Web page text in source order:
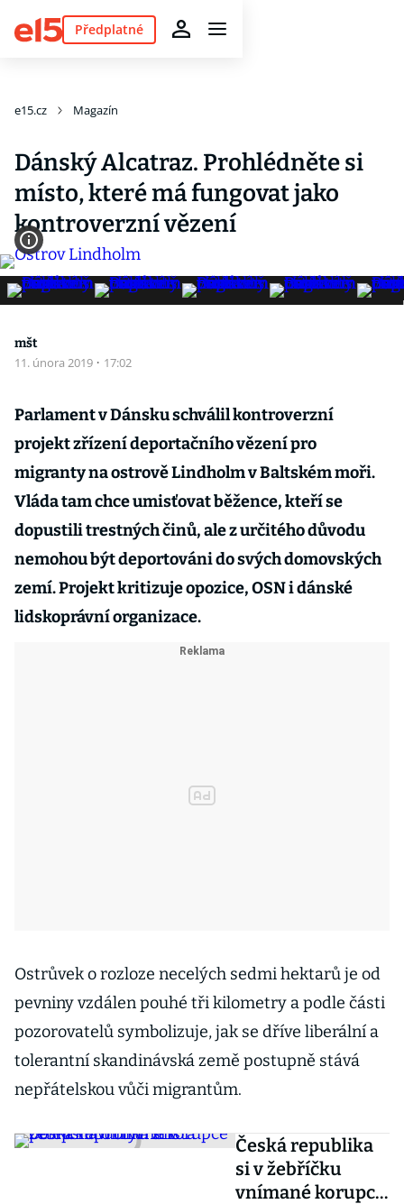
Předplatné
e15.cz Magazín
Dánský Alcatraz. Prohlédněte si
místo, které má fungovat jako
kontroverzní vězení
mšt
11. února 2019 · 17:02
Parlament v Dánsku schválil kontroverzní
projekt zřízení deportačního vězení pro
migranty na ostrově Lindholm v Baltském moři.
Vláda tam chce umisťovat běžence, kteří se
dopustili trestných činů, ale z určitého důvodu
nemohou být deportováni do svých domovských
zemí. Projekt kritizuje opozice, OSN i dánské
lidskoprávní organizace.
Ostrůvek o rozloze necelých sedmi hektarů je od
pevniny vzdálen pouhé tři kilometry a podle části
pozorovatelů symbolizuje, jak se dříve liberální a
tolerantní skandinávská země postupně stává
nepřátelskou vůči migrantům.
Česká republika
si v žebříčku
vnímané korupce